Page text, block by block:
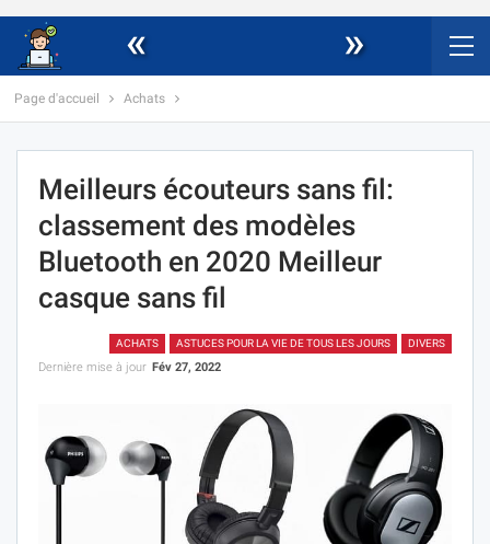
« »
Page d'accueil Achats
Meilleurs écouteurs sans fil:
classement des modèles
Bluetooth en 2020 Meilleur
casque sans fil
ACHATS ASTUCES POUR LA VIE DE TOUS LES JOURS DIVERS
Dernière mise à jour Fév 27, 2022